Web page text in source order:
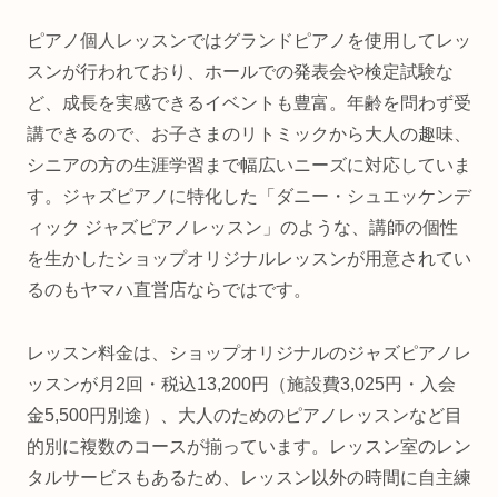
ピアノ個人レッスンではグランドピアノを使用してレッ
スンが行われており、ホールでの発表会や検定試験な
ど、成長を実感できるイベントも豊富。年齢を問わず受
講できるので、お子さまのリトミックから大人の趣味、
シニアの方の生涯学習まで幅広いニーズに対応していま
す。ジャズピアノに特化した「ダニー・シュエッケンデ
ィック ジャズピアノレッスン」のような、講師の個性
を生かしたショップオリジナルレッスンが用意されてい
るのもヤマハ直営店ならではです。
レッスン料金は、ショップオリジナルのジャズピアノレ
ッスンが月2回・税込13,200円（施設費3,025円・入会
金5,500円別途）、大人のためのピアノレッスンなど目
的別に複数のコースが揃っています。レッスン室のレン
タルサービスもあるため、レッスン以外の時間に自主練